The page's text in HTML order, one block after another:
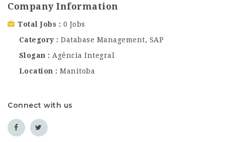
Company Information
Total Jobs
0 Jobs
Category
Database Management, SAP
Slogan
Agência Integral
Location
Manitoba
Connect with us